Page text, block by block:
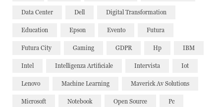
Data Center Dell Digital Transformation
Education Epson Evento Futura
Futura City Gaming GDPR Hp IBM
Intel Intelligenza Artificiale Intervista Iot
Lenovo Machine Learning Maverick Av Solutions
Microsoft Notebook Open Source Pc